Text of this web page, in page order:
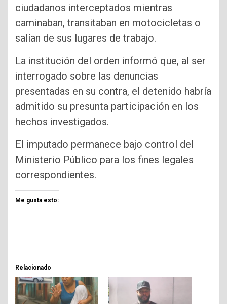
ciudadanos interceptados mientras
caminaban, transitaban en motocicletas o
salían de sus lugares de trabajo.
La institución del orden informó que, al ser
interrogado sobre las denuncias
presentadas en su contra, el detenido habría
admitido su presunta participación en los
hechos investigados.
El imputado permanece bajo control del
Ministerio Público para los fines legales
correspondientes.
Me gusta esto:
Relacionado